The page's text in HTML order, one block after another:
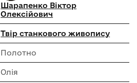
Шарапенко Віктор
Олексійович
Твір станкового живопису
Полотно
Олія